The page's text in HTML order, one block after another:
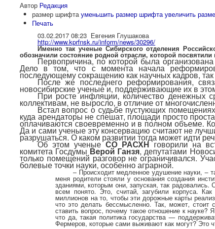
Автор Редакция
размер шрифта уменьшить размер шрифта увеличить
Печать
03.02.2017 08:23 Евгения Глушакова
http://www.kprfnsk.ru/inform/news/30296/
Именно так ученые Сибирского отделения
обозначили состояние родной отрасли, которой
Первопричина, по которой была
Дело в том, что с момента начала
последующему сокращению как научных кадров,
После же последнего реформирования,
новосибирские ученые и, поддерживающие их в
При росте инфляции, количество денежных
коллективам, не выросло, в отличие от
Встал вопрос о судьбе пустующих
куда арендаторы не спешат, площади просто
оплачиваются своевременно и в полном объеме.
Да и сами ученые эту консервацию считают не
разрушаться. О каком развитии тогда может идти
Об этом ученыеСО РАСХНговорили на
комитета ГосдумыВерой Ганзя, депутатами
только помещений разговор не ограничивался.
болевые точки науки, особенно аграрной.
– Происходит медленное удушение науки, –
меня родители стояли у основания создания
зданиями, которым они, запуская, так радовались.
всем понято. Это, считай, загубили корпуса.
миллионов на то, чтобы эти дорожные карты
что это делать бессмысленно. Так, может,
ставить вопрос, почему такое отношение к
что да, такая политика государства —
Фермеров, которые сами выживают как могут?